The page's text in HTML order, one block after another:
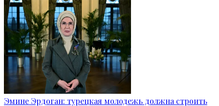
Эмине Эрдоган: турецкая молодежь должна строить